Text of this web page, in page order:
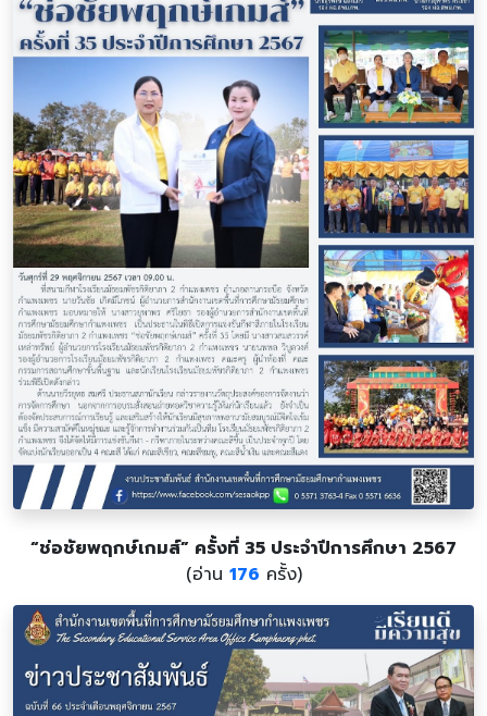
“ช่อชัยพฤกษ์เกมส์” ครั้งที่ 35 ประจำปีการศึกษา 2567
(อ่าน 176 ครั้ง)